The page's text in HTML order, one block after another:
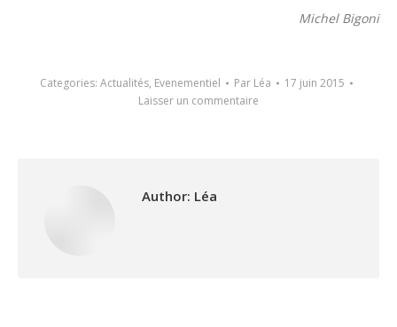
Michel Bigoni
Categories: Actualités, Evenementiel Par Léa
17 juin 2015
Laisser un commentaire
Author: Léa